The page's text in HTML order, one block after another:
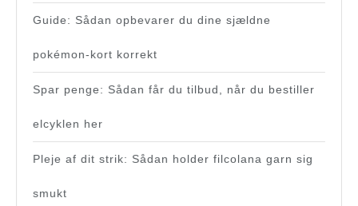
Guide: Sådan opbevarer du dine sjældne
pokémon-kort korrekt
Spar penge: Sådan får du tilbud, når du bestiller
elcyklen her
Pleje af dit strik: Sådan holder filcolana garn sig
smukt